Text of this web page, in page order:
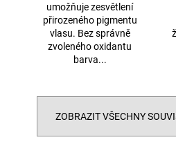
umožňuje zesvětlení
přirozeného pigmentu
vlasu. Bez správně
zvoleného oxidantu
barva...
ZOBRAZIT VŠECHNY